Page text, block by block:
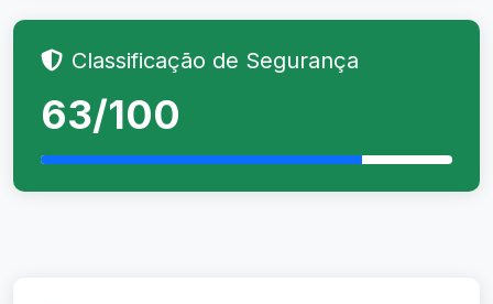
Classificação de Segurança
63/100